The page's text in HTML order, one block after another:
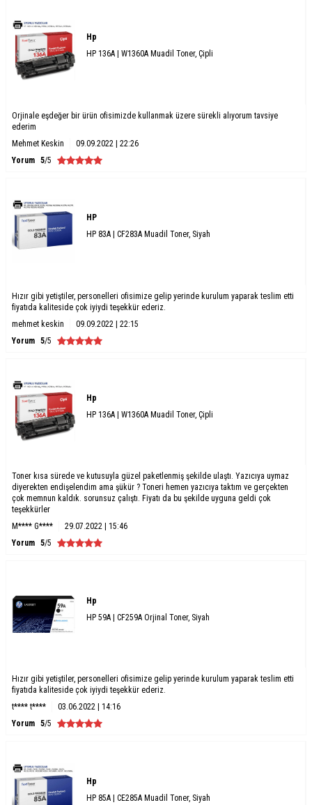
Hp
HP 136A | W1360A Muadil Toner, Çipli
Orjinale eşdeğer bir ürün ofisimizde kullanmak üzere sürekli alıyorum tavsiye
ederim
Mehmet Keskin
09.09.2022 | 22:26
Yorum 5/5
HP
HP 83A | CF283A Muadil Toner, Siyah
Hızır gibi yetiştiler, personelleri ofisimize gelip yerinde kurulum yaparak teslim etti
fiyatıda kaliteside çok iyiydi teşekkür ederiz.
mehmet keskin
09.09.2022 | 22:15
Yorum 5/5
Hp
HP 136A | W1360A Muadil Toner, Çipli
Toner kısa sürede ve kutusuyla güzel paketlenmiş şekilde ulaştı. Yazıcıya uymaz
diyerekten endişelendim ama şükür ? Toneri hemen yazıcıya taktım ve gerçekten
çok memnun kaldık. sorunsuz çalıştı. Fiyatı da bu şekilde uyguna geldi çok
teşekkürler
M**** G****
29.07.2022 | 15:46
Yorum 5/5
Hp
HP 59A | CF259A Orjinal Toner, Siyah
Hızır gibi yetiştiler, personelleri ofisimize gelip yerinde kurulum yaparak teslim etti
fiyatıda kaliteside çok iyiydi teşekkür ederiz.
t**** t****
03.06.2022 | 14:16
Yorum 5/5
Hp
HP 85A | CE285A Muadil Toner, Siyah